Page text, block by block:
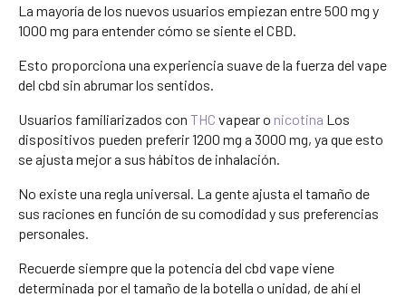
La mayoría de los nuevos usuarios empiezan entre 500 mg y
1000 mg para entender cómo se siente el CBD.
Esto proporciona una experiencia suave de la fuerza del vape
del cbd sin abrumar los sentidos.
Usuarios familiarizados con THC vapear o nicotina Los
dispositivos pueden preferir 1200 mg a 3000 mg, ya que esto
se ajusta mejor a sus hábitos de inhalación.
No existe una regla universal. La gente ajusta el tamaño de
sus raciones en función de su comodidad y sus preferencias
personales.
Recuerde siempre que la potencia del cbd vape viene
determinada por el tamaño de la botella o unidad, de ahí el